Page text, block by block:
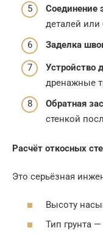
Соединение
деталей или
Заделка
Устройство
дренажные
Обратная
стенкой
Расчёт откосных
Это серьёзная
Высоту
Тип грунта